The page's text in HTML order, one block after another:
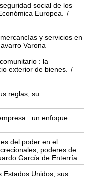
social de los
Europea.
/
y servicios en
Varona
: la
exterior de bienes.
/
reglas, su
: un enfoque
del poder en el
poderes de
García de Enterría
Estados Unidos, sus